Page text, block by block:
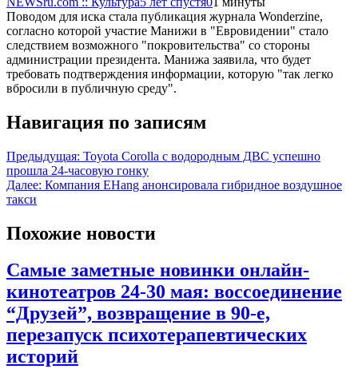
Поводом для иска стала публикация журнала Wonderzine,
согласно которой участие Манижи в "Евровидении" стало
следствием возможного "покровительства" со стороны
администрации президента. Манижа заявила, что будет
требовать подтверждения информации, которую "так легко
вбросили в публичную среду".
Навигация по записям
Предыдущая: Toyota Corolla с водородным ДВС успешно
прошла 24-часовую гонку
Далее: Компания EHang анонсировала гибридное воздушное
такси
Похожие новости
Самые заметные новинки онлайн-
кинотеатров 24-30 мая: воссоединение
“Друзей”, возвращение в 90-е,
перезапуск психотерапевтических
историй